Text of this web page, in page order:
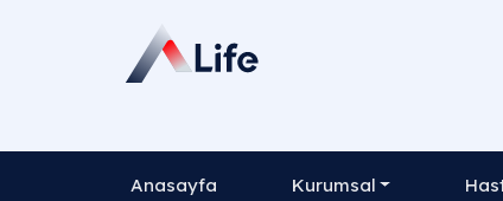
Anasayfa Kurumsal